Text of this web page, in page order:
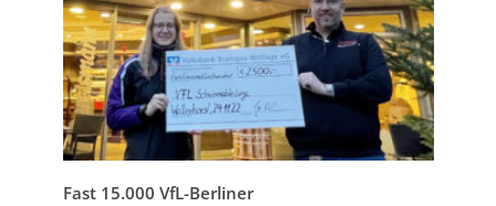
Fast 15.000 VfL-Berliner